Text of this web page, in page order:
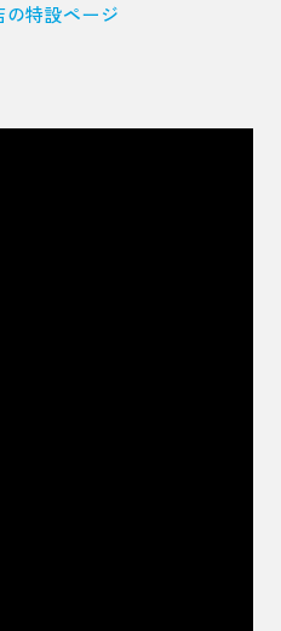
の特設ページ